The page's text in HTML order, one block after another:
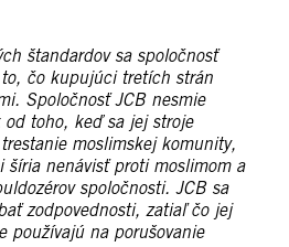
štandardov sa spoločnosť
čo kupujúci tretích strán
Spoločnosť JCB nesmie
od toho, keď sa jej stroje
moslimskej komunity,
nenávisť proti moslimom a
spoločnosti. JCB sa
zodpovednosti, zatiaľ čo jej
používajú na porušovanie